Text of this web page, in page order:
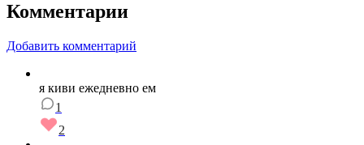
Комментарии
Добавить комментарий
я киви ежедневно ем
1
2